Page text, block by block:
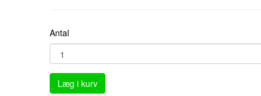
Antal
Læg i kurv